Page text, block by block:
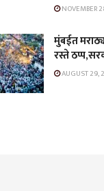
NOVEMBER
मुंबईत
रस्ते
AUGUST 29,